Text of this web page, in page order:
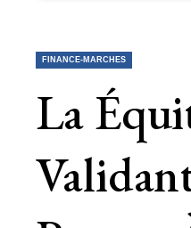
FINANCE-MARCHES
La